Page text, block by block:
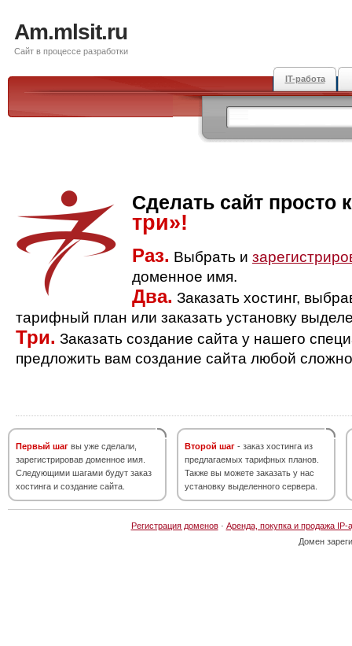
Am.mlsit.ru
Сайт в процессе разработки
IT-работа
Сделать сайт просто
три»!
Раз. Выбрать и
доменное имя.
Два. Заказать хостинг,
тарифный план или заказать установку
Три. Заказать создание сайта у нашего
предложить вам создание сайта любой
Первый шаг вы уже сделали,
зарегистрировав доменное имя.
Следующими шагами будут заказ
хостинга и создание сайта.
Второй шаг - заказ хостинга из
предлагаемых тарифных планов.
Также вы можете заказать у нас
установку выделенного сервера.
Регистрация доменов· Аренда, покупка и продажа IP-
Домен